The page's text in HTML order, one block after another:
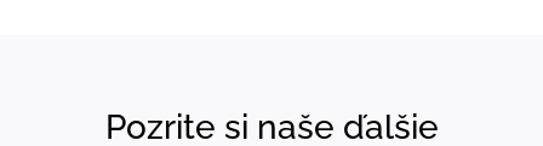
Pozrite si naše ďalšie